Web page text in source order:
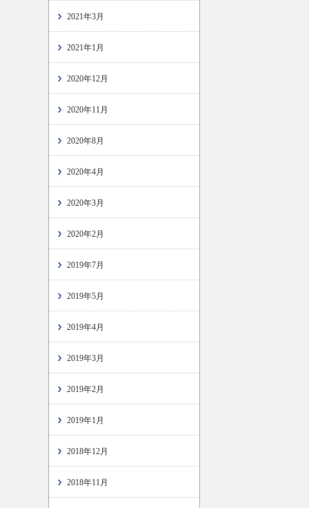
2021年3月
2021年1月
2020年12月
2020年11月
2020年8月
2020年4月
2020年3月
2020年2月
2019年7月
2019年5月
2019年4月
2019年3月
2019年2月
2019年1月
2018年12月
2018年11月